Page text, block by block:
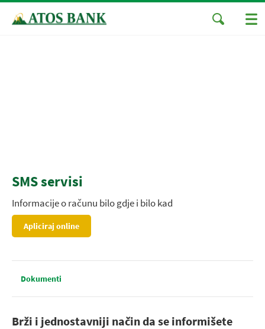
SMS servisi
Informacije o računu bilo gdje i bilo kad
Apliciraj online
Dokumenti
Brži i jednostavniji način da se informišete